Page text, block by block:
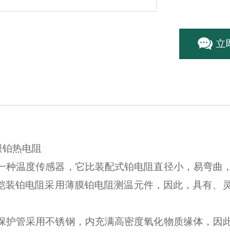
立
热电阻
种温度传感器，它比装配式铂电阻直径小，易弯曲
装铂电阻采用薄膜铂电阻测温元件，因此，具有、
护管采用不锈钢，内充满高密度氧化物质缘体，因